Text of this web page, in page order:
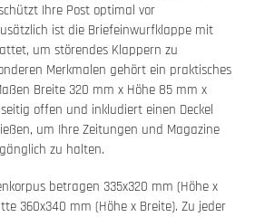
Ihre Post optimal vor
ist die Briefeinwurfklappe mit
um störendes Klappern zu
Merkmalen gehört ein praktisches
Breite 320 mm x Höhe 85 mm x
offen und inkludiert einen Deckel
um Ihre Zeitungen und Magazine
zu halten.
betragen 335x320 mm (Höhe x
360x340 mm (Höhe x Breite). Zu jeder